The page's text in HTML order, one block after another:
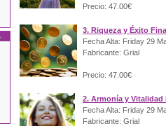
Precio: 47.00€
3. Riqueza y Éxito
Fecha Alta: Friday 29
Fabricante: Grial
Precio: 47.00€
2. Armonía y Vitalidad
Fecha Alta: Friday 29
Fabricante: Grial